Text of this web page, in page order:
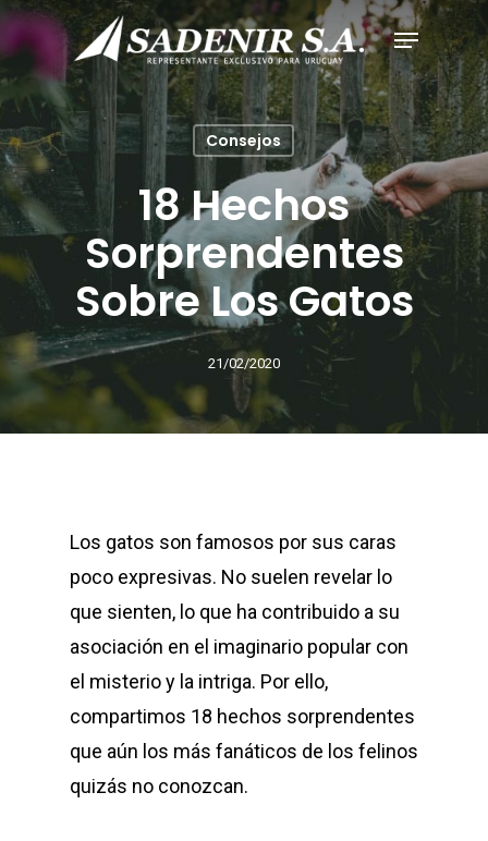
Consejos
18 Hechos
Sorprendentes
Sobre Los Gatos
21/02/2020
Los gatos son famosos por sus caras
poco expresivas. No suelen revelar lo
que sienten, lo que ha contribuido a su
asociación en el imaginario popular con
el misterio y la intriga. Por ello,
compartimos 18 hechos sorprendentes
que aún los más fanáticos de los felinos
quizás no conozcan.